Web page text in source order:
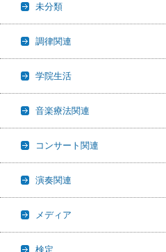
未分類
調律関連
学院生活
音楽療法関連
コンサート関連
演奏関連
メディア
検定